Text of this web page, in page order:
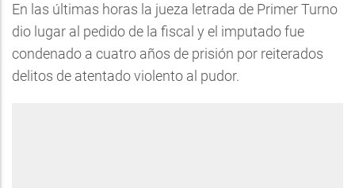
En las últimas horas la jueza letrada de Primer Turno
dio lugar al pedido de la fiscal y el imputado fue
condenado a cuatro años de prisión por reiterados
delitos de atentado violento al pudor.